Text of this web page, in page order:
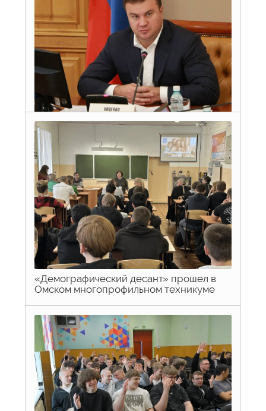
В Омской области по решению
Губернатора Виталия Хоценко усилена
подготовка к летней оздоровительной
кампании для детей
4,8 млн рублей направят на подготовку стационарных
лагерей.
29 мая 2026 г.
просмотров: 109
«Демографический десант» прошел в
Омском многопрофильном техникуме
выездной семинар межведомственной рабочей группы
«Демографический десант», который прошёл в рамках
национального проекта «Семья». В мероприятии приняли
участие студенты старше 16 лет, для которых была
организована серия тематических лекций и
интерактивных занятий.
13 мая 2026 г.